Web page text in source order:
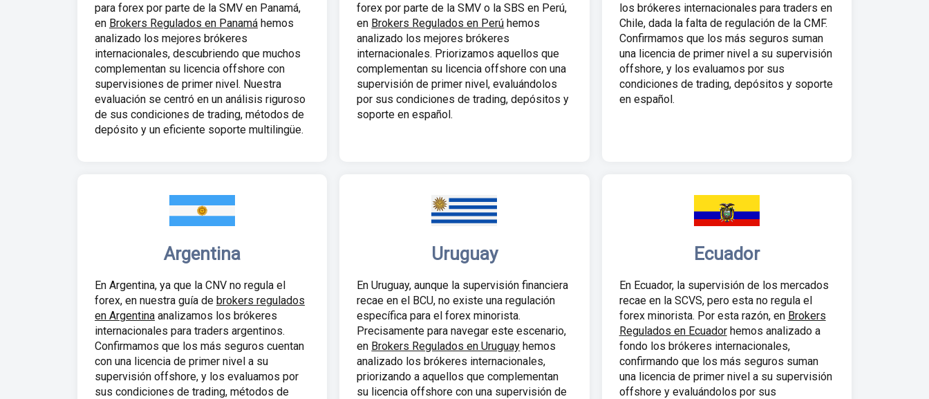
para forex por parte de la SMV en Panamá,
en Brokers Regulados en Panamá hemos
analizado los mejores brókeres
internacionales, descubriendo que muchos
complementan su licencia offshore con
supervisiones de primer nivel. Nuestra
evaluación se centró en un análisis riguroso
de sus condiciones de trading, métodos de
depósito y un eficiente soporte multilingüe.
forex por parte de la SMV o la SBS en Perú,
en Brokers Regulados en Perú hemos
analizado los mejores brókeres
internacionales. Priorizamos aquellos que
complementan su licencia offshore con una
supervisión de primer nivel, evaluándolos
por sus condiciones de trading, depósitos y
soporte en español.
los brókeres internacionales para traders en
Chile, dada la falta de regulación de la CMF.
Confirmamos que los más seguros suman
una licencia de primer nivel a su supervisión
offshore, y los evaluamos por sus
condiciones de trading, depósitos y soporte
en español.
Argentina
En Argentina, ya que la CNV no regula el
forex, en nuestra guía de brokers regulados
en Argentina analizamos los brókeres
internacionales para traders argentinos.
Confirmamos que los más seguros cuentan
con una licencia de primer nivel a su
supervisión offshore, y los evaluamos por
sus condiciones de trading, métodos de
Uruguay
En Uruguay, aunque la supervisión financiera
recae en el BCU, no existe una regulación
específica para el forex minorista.
Precisamente para navegar este escenario,
en Brokers Regulados en Uruguay hemos
analizado los brókeres internacionales,
priorizando a aquellos que complementan
su licencia offshore con una supervisión de
Ecuador
En Ecuador, la supervisión de los mercados
recae en la SCVS, pero esta no regula el
forex minorista. Por esta razón, en Brokers
Regulados en Ecuadorhemos analizado a
fondo los brókeres internacionales,
confirmando que los más seguros suman
una licencia de primer nivel a su supervisión
offshore y evaluándolos por sus